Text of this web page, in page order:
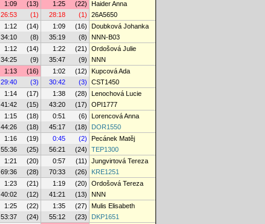
1:09 (13) 1:25 (22)
Haider Anna
26:53 (1) 28:18 (1)
26A5650
1:12 (14) 1:09 (16)
Doubková Johanka
34:10 (8) 35:19 (8)
NNN-B03
1:12 (14) 1:22 (21)
Ordošová Julie
34:25 (9) 35:47 (9)
NNN
1:13 (16) 1:02 (12)
Kupcová Ada
29:40 (3) 30:42 (3)
CST1450
1:14 (17) 1:38 (28)
Lenochová Lucie
41:42 (15) 43:20 (17)
OPI1777
1:15 (18) 0:51 (6)
Lorencová Anna
44:26 (18) 45:17 (18)
DOR1550
1:16 (19) 0:45 (2)
Pecánek Matěj
55:36 (25) 56:21 (24)
TEP1300
1:21 (20) 0:57 (11)
Jungvirtová Tereza
69:36 (28) 70:33 (26)
KRE1251
1:23 (21) 1:19 (20)
Ordošová Tereza
40:02 (12) 41:21 (13)
NNN
1:25 (22) 1:35 (27)
Mulis Elisabeth
53:37 (24) 55:12 (23) DKP1651